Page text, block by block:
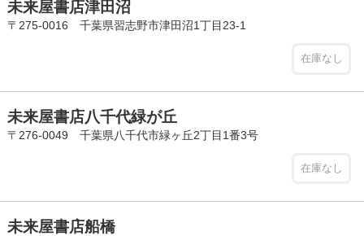
未来屋書店津田沼
〒275-0016 千葉県習志野市津田沼1丁目23-1
在庫なし
未来屋書店八千代緑が丘
〒276-0049 千葉県八千代市緑ヶ丘2丁目1番3号
在庫なし
未来屋書店船橋